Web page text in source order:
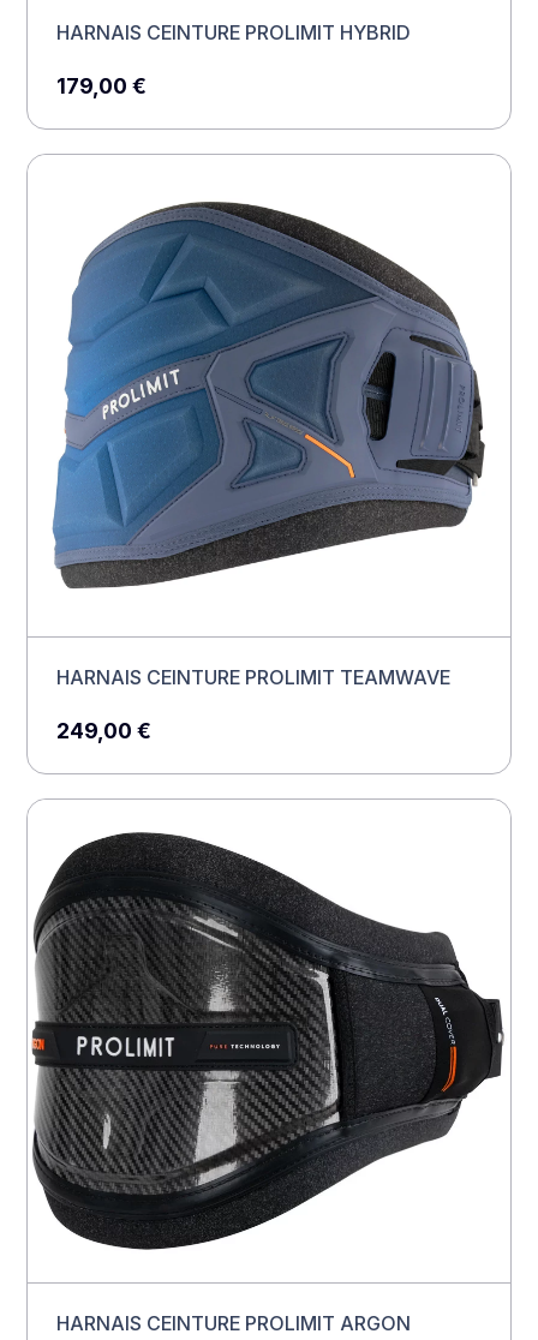
HARNAIS CEINTURE PROLIMIT HYBRID
179,00€
HARNAIS CEINTURE PROLIMIT TEAMWAVE
249,00€
HARNAIS CEINTURE PROLIMIT ARGON